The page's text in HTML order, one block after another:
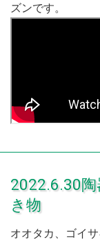
ズンです。
2022.6.30陶
き物
オオタカ、ゴイ